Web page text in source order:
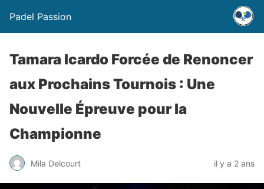
Padel Passion
Tamara Icardo Forcée de Renoncer
aux Prochains Tournois : Une
Nouvelle Épreuve pour la
Championne
Mila Delcourt il y a 2 ans